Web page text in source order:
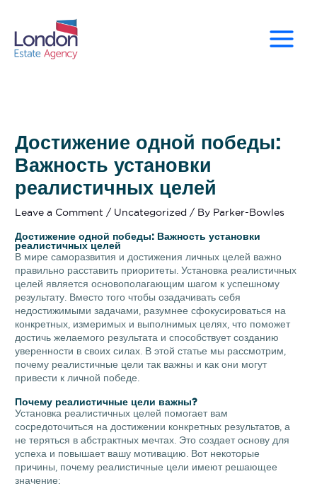
Достижение одной победы:
Важность установки
реалистичных целей
Leave a Comment / Uncategorized / By Parker-Bowles
Достижение одной победы: Важность установки
реалистичных целей
В мире саморазвития и достижения личных целей важно
правильно расставить приоритеты. Установка реалистичных
целей является основополагающим шагом к успешному
результату. Вместо того чтобы озадачивать себя
недостижимыми задачами, разумнее сфокусироваться на
конкретных, измеримых и выполнимых целях, что поможет
достичь желаемого результата и способствует созданию
уверенности в своих силах. В этой статье мы рассмотрим,
почему реалистичные цели так важны и как они могут
привести к личной победе.
Почему реалистичные цели важны?
Установка реалистичных целей помогает вам
сосредоточиться на достижении конкретных результатов, а
не теряться в абстрактных мечтах. Это создает основу для
успеха и повышает вашу мотивацию. Вот некоторые
причины, почему реалистичные цели имеют решающее
значение: